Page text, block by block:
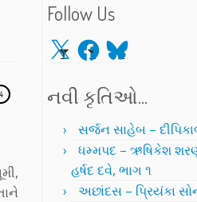
4
Follow Us
X Facebook
Bluesky
નવી કૃતિઓ…
સર્જન સાહેબ –
ધમ્મપદ – ઋષિકેશ
હર્ષદ દવે, ભાગ ૧
અછાંદસ – પ્રિયંકા